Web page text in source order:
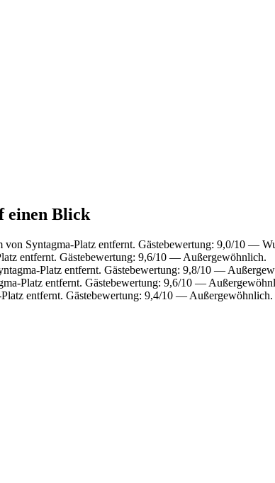
einen Blick
Syntagma-Platz entfernt. Gästebewertung: 9,0/10 —
entfernt. Gästebewertung: 9,6/10 — Außergewöhnlich.
Platz entfernt. Gästebewertung: 9,8/10 —
Platz entfernt. Gästebewertung: 9,6/10 —
entfernt. Gästebewertung: 9,4/10 — Außergewöhnlich.